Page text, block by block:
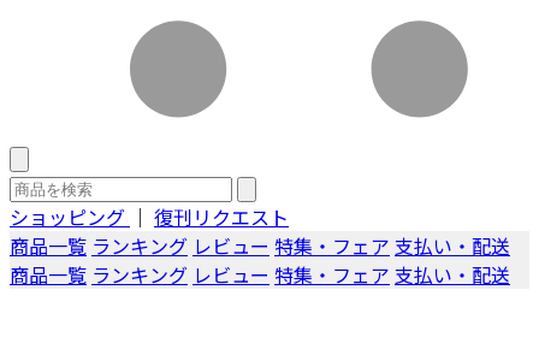
ショッピング ｜ 復刊リクエスト
商品一覧 ランキング レビュー 特集・フェア 支払い・配送
商品一覧 ランキング レビュー 特集・フェア 支払い・配送